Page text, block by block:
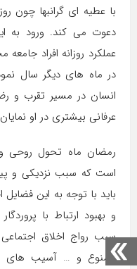
با عطیه ای گرانبها چون
دعوت می کند. ورود به
عملکرد روزانه افراد
در ماه های دیگر سال
انسان در مسیر تقرب و
عرفانی بیشتری در او
رمضان ماه تحول
است که سبب نزدیکی و
باید با توجه به این
و بهبود ارتباط با
سبب رواج اخلاق
همنوع و … آسیب های